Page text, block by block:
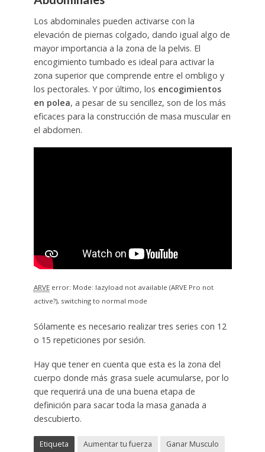
Los abdominales pueden activarse con la
elevación de piernas colgado, dando igual algo de
mayor importancia a la zona de la pelvis. El
encogimiento tumbado es ideal para activar la
zona superior que comprende entre el ombligo y
los pectorales. Y por último, los encogimientos
en polea, a pesar de su sencillez, son de los más
eficaces para la construcción de masa muscular en
el abdomen.
ARVEerror: Mode: lazyload not available (ARVE Pro not
active?), switching to normal mode
Sólamente es necesario realizar tres series con 12
o 15 repeticiones por sesión.
Hay que tener en cuenta que esta es la zona del
cuerpo donde más grasa suele acumularse, por lo
que requerirá una de una buena etapa de
definición para sacar toda la masa ganada a
descubierto.
Etiqueta Aumentar tu fuerza Ganar Musculo